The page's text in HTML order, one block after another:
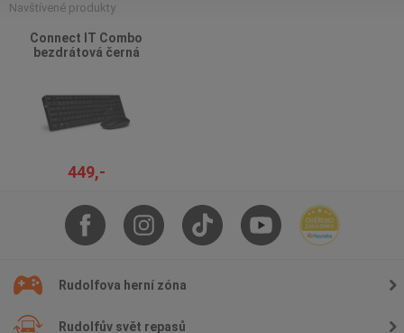
Navštívené produkty
Connect IT Combo
bezdrátová černá
449,-
Rudolfova herní zóna
Rudolfův svět repasů